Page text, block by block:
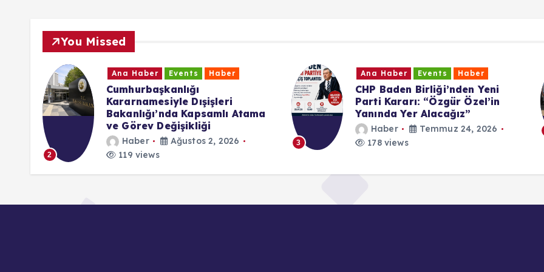
You Missed
2
Ana Haber Events Haber
Cumhurbaşkanlığı
Kararnamesiyle Dışişleri
Bakanlığı’nda Kapsamlı Atama
ve Görev Değişikliği
Haber
Ağustos 2, 2026
119 views
3
Ana Haber Events Haber
CHP Baden Birliği’nden Yeni
Parti Kararı: “Özgür Özel’in
Yanında Yer Alacağız”
Haber
Temmuz 24, 2026
178 views